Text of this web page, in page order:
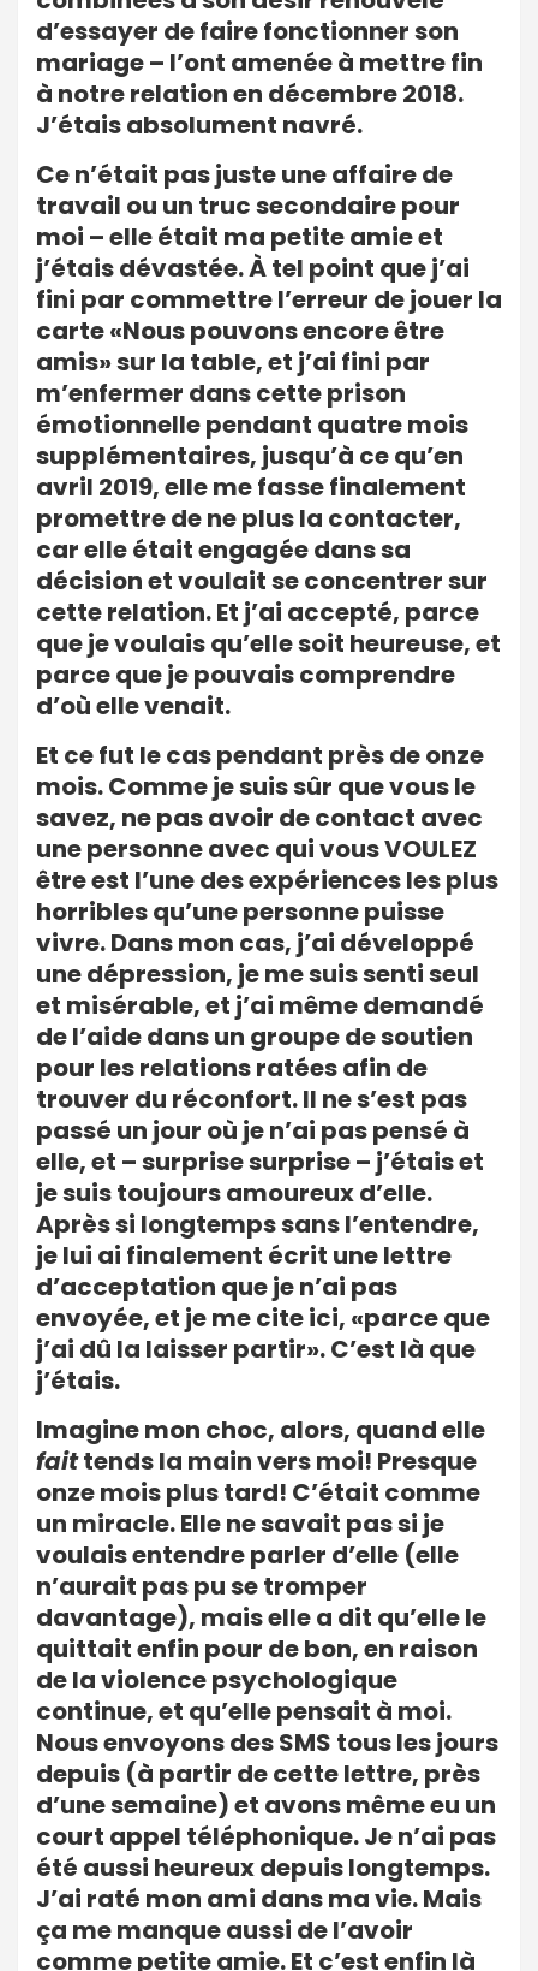
d’essayer de faire fonctionner son
mariage – l’ont amenée à mettre fin
à notre relation en décembre 2018.
J’étais absolument navré.
Ce n’était pas juste une affaire de
travail ou un truc secondaire pour
moi – elle était ma petite amie et
j’étais dévastée. À tel point que j’ai
fini par commettre l’erreur de jouer la
carte «Nous pouvons encore être
amis» sur la table, et j’ai fini par
m’enfermer dans cette prison
émotionnelle pendant quatre mois
supplémentaires, jusqu’à ce qu’en
avril 2019, elle me fasse finalement
promettre de ne plus la contacter,
car elle était engagée dans sa
décision et voulait se concentrer sur
cette relation. Et j’ai accepté, parce
que je voulais qu’elle soit heureuse, et
parce que je pouvais comprendre
d’où elle venait.
Et ce fut le cas pendant près de onze
mois. Comme je suis sûr que vous le
savez, ne pas avoir de contact avec
une personne avec qui vous VOULEZ
être est l’une des expériences les plus
horribles qu’une personne puisse
vivre. Dans mon cas, j’ai développé
une dépression, je me suis senti seul
et misérable, et j’ai même demandé
de l’aide dans un groupe de soutien
pour les relations ratées afin de
trouver du réconfort. Il ne s’est pas
passé un jour où je n’ai pas pensé à
elle, et – surprise surprise – j’étais et
je suis toujours amoureux d’elle.
Après si longtemps sans l’entendre,
je lui ai finalement écrit une lettre
d’acceptation que je n’ai pas
envoyée, et je me cite ici, «parce que
j’ai dû la laisser partir». C’est là que
j’étais.
Imagine mon choc, alors, quand elle
faittends la main vers moi! Presque
onze mois plus tard! C’était comme
un miracle. Elle ne savait pas si je
voulais entendre parler d’elle (elle
n’aurait pas pu se tromper
davantage), mais elle a dit qu’elle le
quittait enfin pour de bon, en raison
de la violence psychologique
continue, et qu’elle pensait à moi.
Nous envoyons des SMS tous les jours
depuis (à partir de cette lettre, près
d’une semaine) et avons même eu un
court appel téléphonique. Je n’ai pas
été aussi heureux depuis longtemps.
J’ai raté mon ami dans ma vie. Mais
ça me manque aussi de l’avoir
comme petite amie. Et c’est enfin là